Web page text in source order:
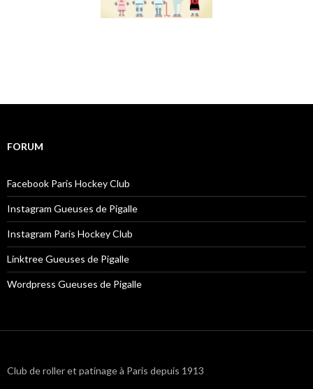
FORUM
Facebook Paris Hockey Club
Instagram Gueuses de Pigalle
Instagram Paris Hockey Club
Linktree Gueuses de Pigalle
Wordpress Gueuses de Pigalle
Club de roller et patinage à Paris depuis 1913